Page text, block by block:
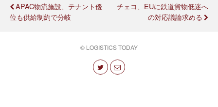
APAC物流施設、テナント優
位も供給制約で分岐
チェコ、EUに鉄道貨物低迷へ
の対応議論求める
© LOGISTICS TODAY